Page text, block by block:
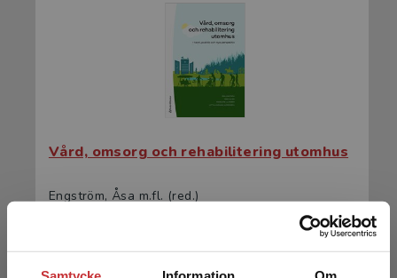
Vård, omsorg och rehabilitering utomhus
Engström, Åsa m.fl. (red.)